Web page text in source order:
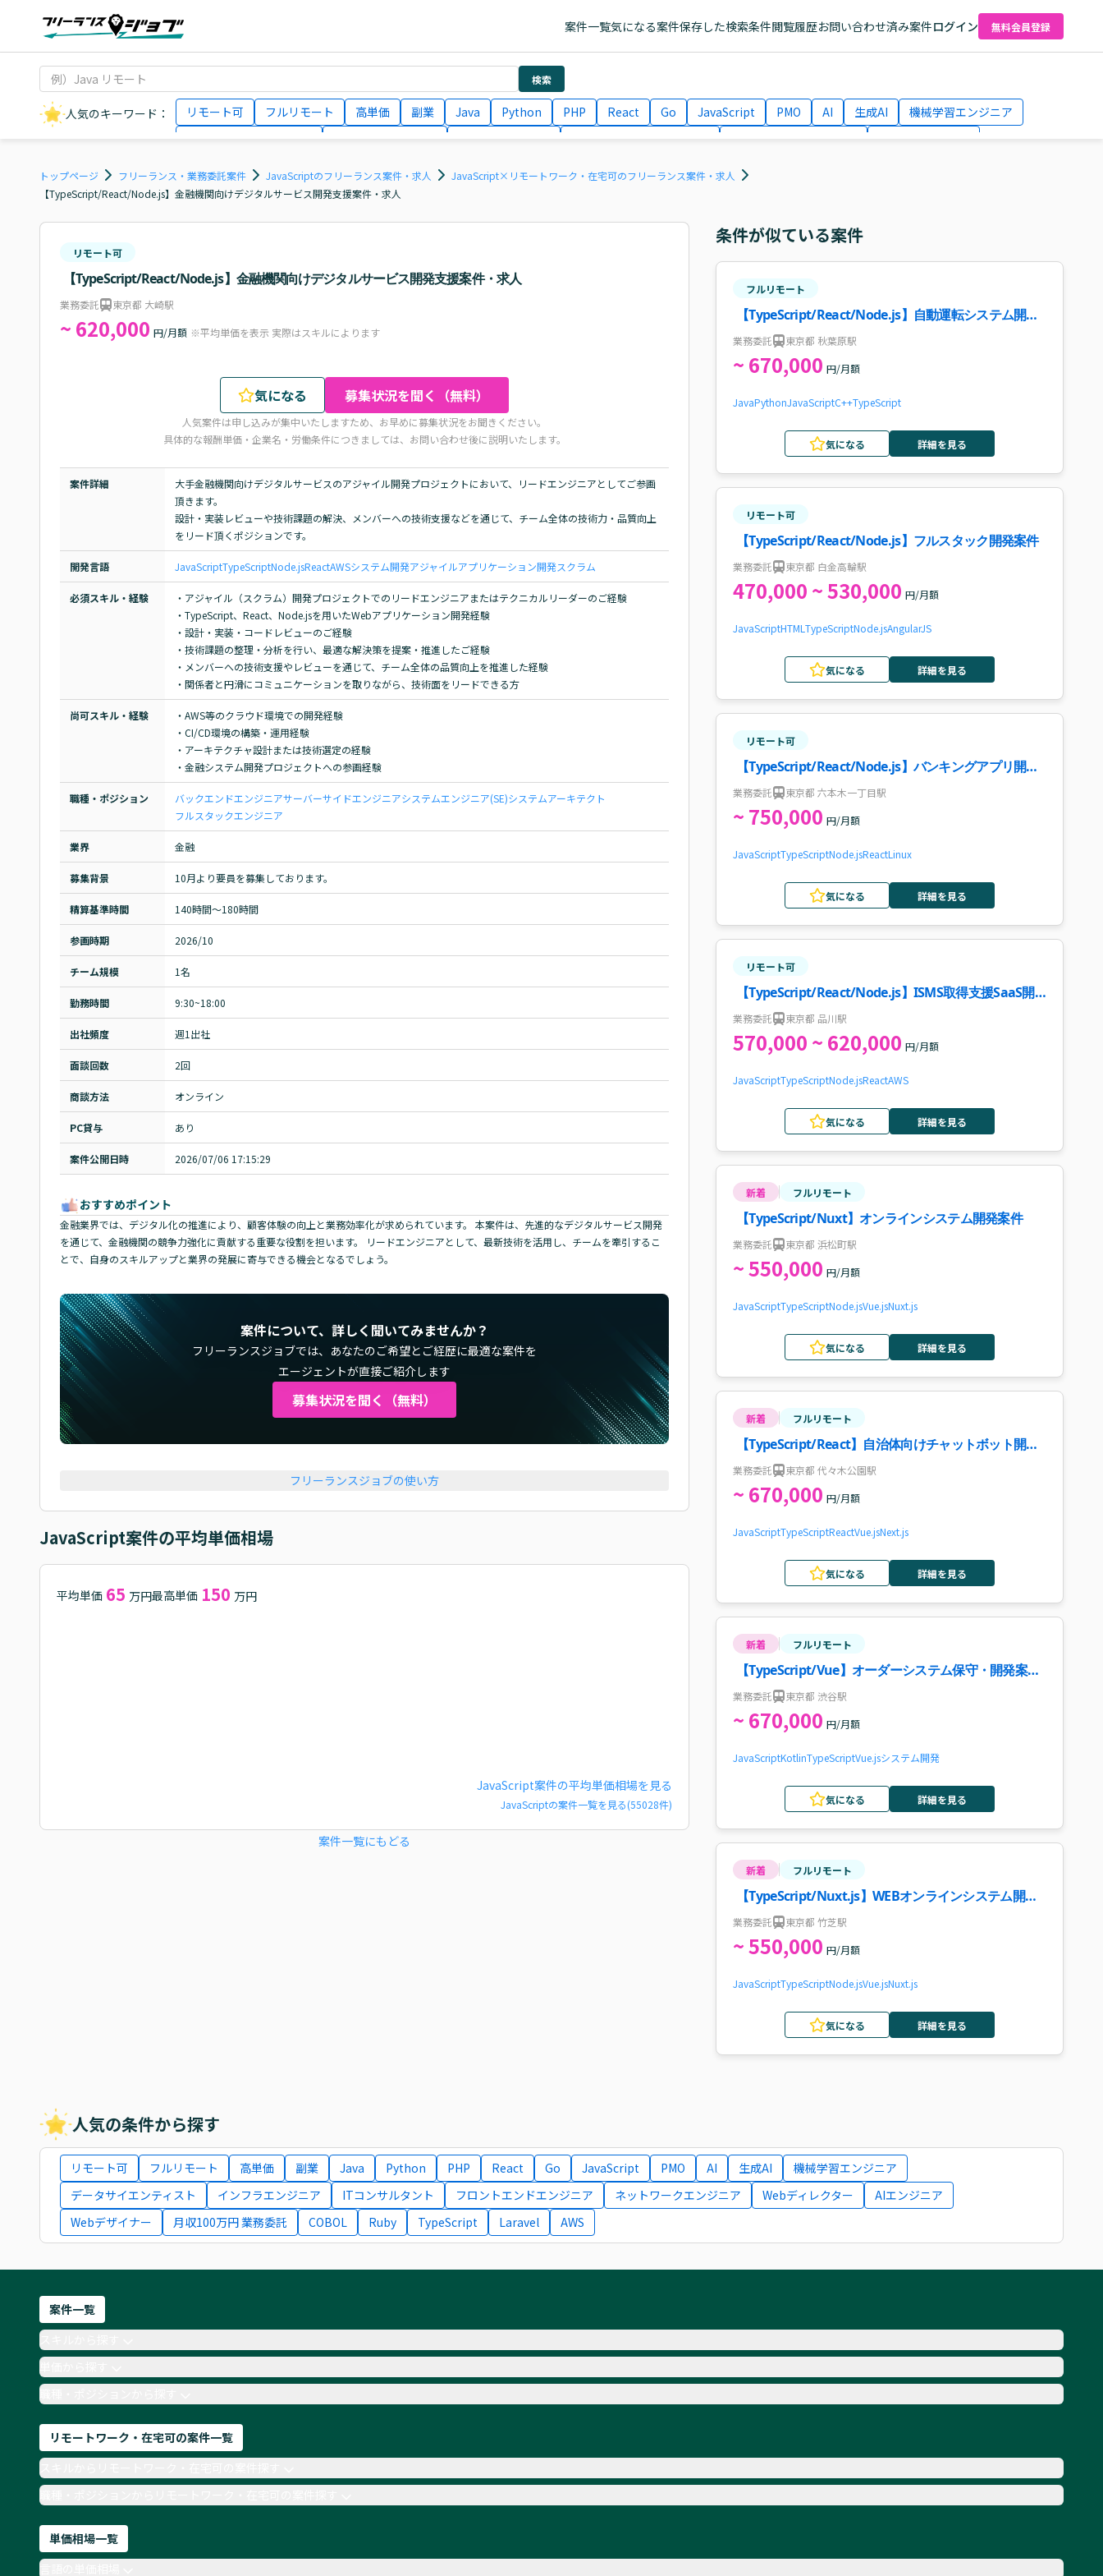
案件一覧気になる案件保存した検索条件閲覧履歴お問い合わせ済み案件ログイン 無料会員登録
検索
人気のキーワード： リモート可 フルリモート 高単価 副業 Java Python PHP React Go JavaScript PMO AI 生成AI
機械学習エンジニア
AIエンジニア
月収100万円 業務委託 Laravel
トップページ フリーランス・業務委託案件 JavaScriptのフリーランス案件・求人
JavaScript×リモートワーク・在宅可のフリーランス案件・求人
【TypeScript/React/Node.js】金融機関向けデジタルサービス開発支援案件・求人
リモート可
【TypeScript/React/Node.js】金融機関向けデジタルサービス開発支援案件・求人
業務委託 東京都 大崎駅
~ 620,000 円/月額 ※平均単価を表示 実際はスキルによります
気になる 募集状況を聞く（無料）
人気案件は申し込みが集中いたしますため、お早めに募集状況をお聞きください。
具体的な報酬単価・企業名・労働条件につきましては、お問い合わせ後に説明いたします。
案件詳細
大手金融機関向けデジタルサービスのアジャイル開発プロジェクトにおいて、リードエンジニアとしてご参画
頂きます。
設計・実装レビューや技術課題の解決、メンバーへの技術支援などを通じて、チーム全体の技術力・品質向上
をリード頂くポジションです。
開発言語 JavaScriptTypeScriptNode.jsReactAWSシステム開発アジャイルアプリケーション開発スクラム
必須スキル・経験
・アジャイル（スクラム）開発プロジェクトでのリードエンジニアまたはテクニカルリーダーのご経験
・TypeScript、React、Node.jsを用いたWebアプリケーション開発経験
・設計・実装・コードレビューのご経験
・技術課題の整理・分析を行い、最適な解決策を提案・推進したご経験
・メンバーへの技術支援やレビューを通じて、チーム全体の品質向上を推進した経験
・関係者と円滑にコミュニケーションを取りながら、技術面をリードできる方
尚可スキル・経験
・AWS等のクラウド環境での開発経験
・CI/CD環境の構築・運用経験
・アーキテクチャ設計または技術選定の経験
・金融システム開発プロジェクトへの参画経験
職種・ポジション バックエンドエンジニアサーバーサイドエンジニアシステムエンジニア(SE)システムアーキテクト
フルスタックエンジニア
業界 金融
募集背景 10月より要員を募集しております。
精算基準時間 140時間〜180時間
参画時期 2026/10
チーム規模 1名
勤務時間 9:30~18:00
出社頻度 週1出社
面談回数 2回
商談方法 オンライン
PC貸与 あり
案件公開日時 2026/07/06 17:15:29
おすすめポイント
金融業界では、デジタル化の推進により、顧客体験の向上と業務効率化が求められています。 本案件は、先進的なデジタルサービス開発
を通じて、金融機関の競争力強化に貢献する重要な役割を担います。 リードエンジニアとして、最新技術を活用し、チームを牽引するこ
とで、自身のスキルアップと業界の発展に寄与できる機会となるでしょう。
案件について、詳しく聞いてみませんか？
フリーランスジョブでは、 あなたのご希望とご経歴に最適な案件を
エージェントが直接ご紹介します
募集状況を聞く（無料）
フリーランスジョブの使い方
JavaScript案件の平均単価相場
平均単価 65 万円最高単価 150 万円
JavaScript案件の平均単価相場を見る
JavaScriptの案件一覧を見る(55028件)
案件一覧にもどる
条件が似ている案件
フルリモート
【TypeScript/React/Node.js】自動運転システム開発
案件・求人
業務委託 東京都 秋葉原駅
~ 670,000 円/月額
JavaPythonJavaScriptC++TypeScript
気になる 詳細を見る
リモート可
【TypeScript/React/Node.js】フルスタック開発案件
業務委託 東京都 白金高輪駅
470,000 ~ 530,000 円/月額
JavaScriptHTML TypeScriptNode.jsAngularJS
気になる 詳細を見る
リモート可
【TypeScript/React/Node.js】バンキングアプリ開発
案件・求人
業務委託 東京都 六本木一丁目駅
~ 750,000 円/月額
JavaScriptTypeScriptNode.jsReactLinux
気になる 詳細を見る
リモート可
【TypeScript/React/Node.js】ISMS取得支援SaaS開
発案件・求人
業務委託 東京都 品川駅
570,000 ~ 620,000 円/月額
JavaScriptTypeScriptNode.jsReactAWS
気になる 詳細を見る
新着 フルリモート
【TypeScript/Nuxt】オンラインシステム開発案件
業務委託 東京都 浜松町駅
~ 550,000 円/月額
JavaScriptTypeScriptNode.jsVue.jsNuxt.js
気になる 詳細を見る
新着 フルリモート
【TypeScript/React】自治体向けチャットボット開発
案件・求人
業務委託 東京都 代々木公園駅
~ 670,000 円/月額
JavaScriptTypeScriptReactVue.jsNext.js
気になる 詳細を見る
新着 フルリモート
【TypeScript/Vue】オーダーシステム保守・開発案
件・求人
業務委託 東京都 渋谷駅
~ 670,000 円/月額
JavaScriptKotlinTypeScriptVue.jsシステム開発
気になる 詳細を見る
新着 フルリモート
【TypeScript/Nuxt.js】WEBオンラインシステム開発
案件・求人
業務委託 東京都 竹芝駅
~ 550,000 円/月額
JavaScriptTypeScriptNode.jsVue.jsNuxt.js
気になる 詳細を見る
人気の条件から探す
リモート可 フルリモート 高単価 副業 Java Python PHP React Go JavaScript PMO AI 生成AI
機械学習エンジニア
データサイエンティスト
インフラエンジニア ITコンサルタント フロントエンドエンジニア ネットワークエンジニア Webディレクター
AIエンジニア
Webデザイナー
月収100万円 業務委託 COBOL Ruby TypeScript Laravel AWS
案件一覧
単価から探す
職種・ポジションから探す
リモートワーク・在宅可の案件一覧
職種・ポジションからリモートワーク・在宅可の案件探す
単価相場一覧